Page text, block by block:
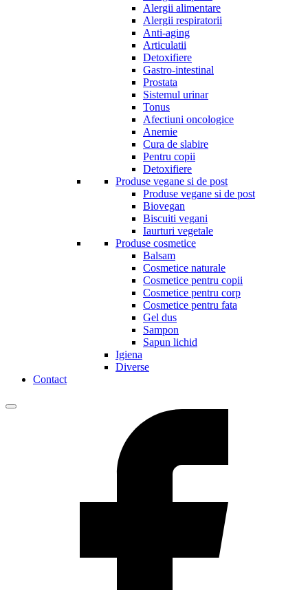
Alergii alimentare
Alergii respiratorii
Anti-aging
Articulatii
Detoxifiere
Gastro-intestinal
Prostata
Sistemul urinar
Tonus
Afectiuni oncologice
Anemie
Cura de slabire
Pentru copii
Detoxifiere
Produse vegane si de post
Produse vegane si de post
Biovegan
Biscuiti vegani
Iaurturi vegetale
Produse cosmetice
Balsam
Cosmetice naturale
Cosmetice pentru copii
Cosmetice pentru corp
Cosmetice pentru fata
Gel dus
Sampon
Sapun lichid
Igiena
Diverse
Contact